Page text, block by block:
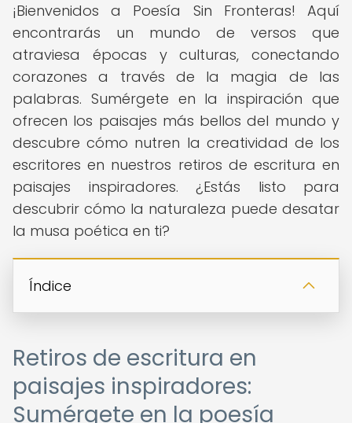
¡Bienvenidos a Poesía Sin Fronteras! Aquí
encontrarás un mundo de versos que
atraviesa épocas y culturas, conectando
corazones a través de la magia de las
palabras. Sumérgete en la inspiración que
ofrecen los paisajes más bellos del mundo y
descubre cómo nutren la creatividad de los
escritores en nuestros retiros de escritura en
paisajes inspiradores. ¿Estás listo para
descubrir cómo la naturaleza puede desatar
la musa poética en ti?
Índice
Retiros de escritura en
paisajes inspiradores:
Sumérgete en la poesía